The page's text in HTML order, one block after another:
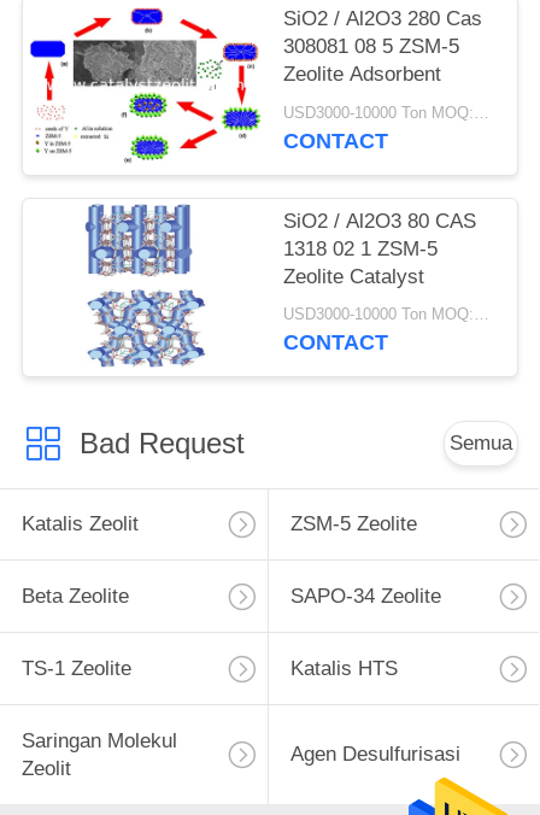
SiO2 / Al2O3 280 Cas
308081 08 5 ZSM-5
Zeolite Adsorbent
USD3000-10000 Ton MOQ:1 KG
CONTACT
SiO2 / Al2O3 80 CAS
1318 02 1 ZSM-5
Zeolite Catalyst
USD3000-10000 Ton MOQ:1 KG
CONTACT
Bad Request Semua
Katalis Zeolit ZSM-5 Zeolite
Beta Zeolite SAPO-34 Zeolite
TS-1 Zeolite Katalis HTS
Saringan Molekul
Zeolit
Agen Desulfurisasi